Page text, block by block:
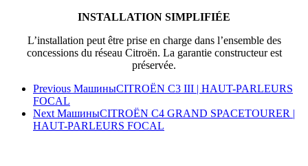
INSTALLATION SIMPLIFIÉE
L’installation peut être prise en charge dans l’ensemble des
concessions du réseau Citroën. La garantie constructeur est
préservée.
Previous МашиныCITROËN C3 III | HAUT-PARLEURS
FOCAL
Next МашиныCITROËN C4 GRAND SPACETOURER |
HAUT-PARLEURS FOCAL